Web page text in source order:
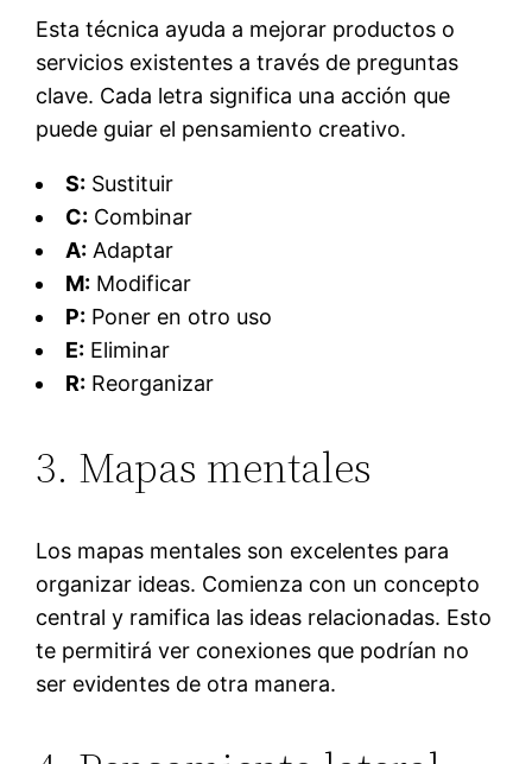
Esta técnica ayuda a mejorar productos o
servicios existentes a través de preguntas
clave. Cada letra significa una acción que
puede guiar el pensamiento creativo.
S: Sustituir
C: Combinar
A: Adaptar
M: Modificar
P: Poner en otro uso
E: Eliminar
R: Reorganizar
3. Mapas mentales
Los mapas mentales son excelentes para
organizar ideas. Comienza con un concepto
central y ramifica las ideas relacionadas. Esto
te permitirá ver conexiones que podrían no
ser evidentes de otra manera.